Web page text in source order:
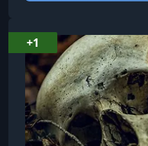
реальные
профессора Кэтрин
курсеКурс построен
за шагом
+1